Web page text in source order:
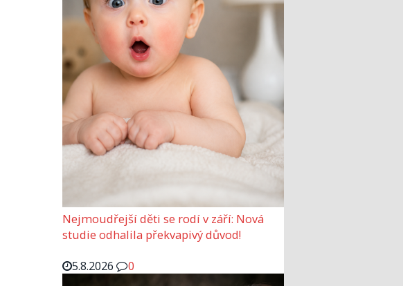
Nejmoudřejší děti se rodí v září: Nová
studie odhalila překvapivý důvod!
5.8.2026
0